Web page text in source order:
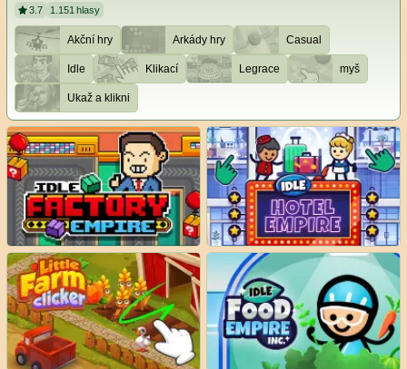
3.7 1.151 hlasy
Akční hry Arkády hry Casual
Idle Klikací Legrace myš
Ukaž a klikni